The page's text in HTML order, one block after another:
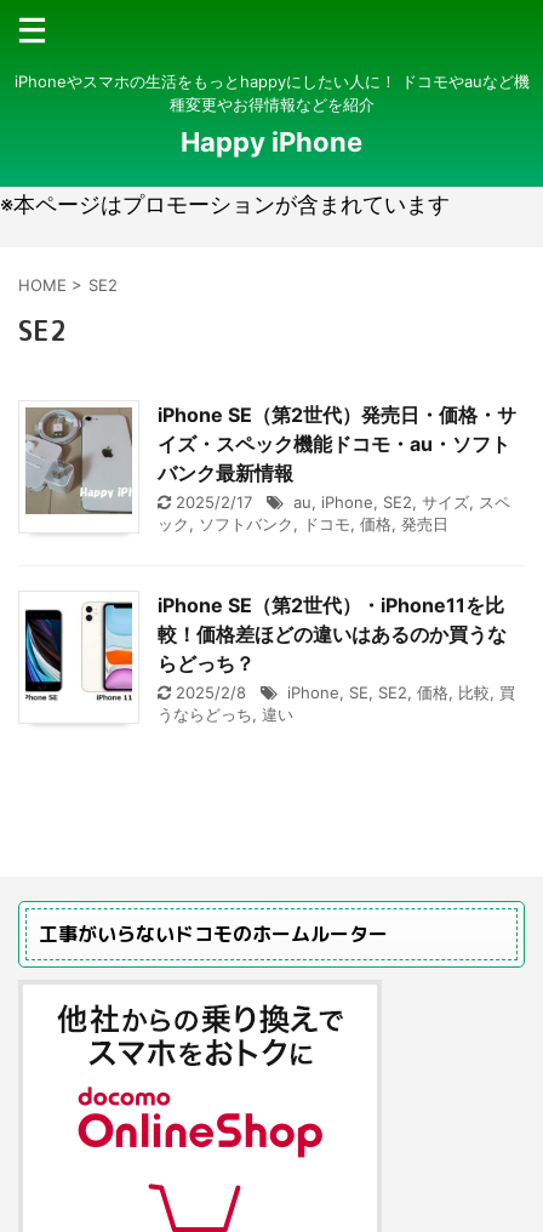
iPhoneやスマホの生活をもっとhappyにしたい人に！ ドコモやauなど機
種変更やお得情報などを紹介
Happy iPhone
※本ページはプロモーションが含まれています
HOME > SE2
SE2
iPhone SE（第2世代）発売日・価格・サ
イズ・スペック機能ドコモ・au・ソフト
バンク最新情報
2025/2/17 au, iPhone, SE2, サイズ, スペ
ック, ソフトバンク, ドコモ, 価格, 発売日
iPhone SE（第2世代）・iPhone11を比
較！価格差ほどの違いはあるのか買うな
らどっち？
2025/2/8 iPhone, SE, SE2, 価格, 比較, 買
うならどっち, 違い
工事がいらないドコモのホームルーター